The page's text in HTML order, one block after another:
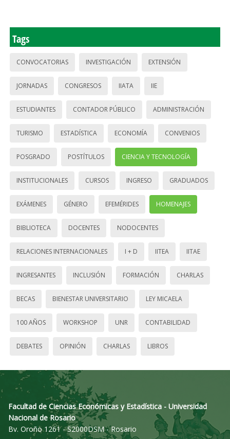
Tags
CONVOCATORIAS INVESTIGACIÓN EXTENSIÓN
JORNADAS CONGRESOS IIATA IIE
ESTUDIANTES CONTADOR PÚBLICO ADMINISTRACIÓN
TURISMO ESTADÍSTICA ECONOMÍA CONVENIOS
POSGRADO POSTÍTULOS CIENCIA Y TECNOLOGÍA
INSTITUCIONALES CURSOS INGRESO GRADUADOS
EXÁMENES GÉNERO EFEMÉRIDES HOMENAJES
BIBLIOTECA DOCENTES NODOCENTES
RELACIONES INTERNACIONALES I + D IITEA IITAE
INGRESANTES INCLUSIÓN FORMACIÓN CHARLAS
BECAS BIENESTAR UNIVERSITARIO LEY MICAELA
100 AÑOS WORKSHOP UNR CONTABILIDAD
DEBATES OPINIÓN CHARLAS LIBROS
Facultad de Ciencias Económicas y Estadística - Universidad
Nacional de Rosario
Bv. Oroño 1261 - S2000DSM - Rosario